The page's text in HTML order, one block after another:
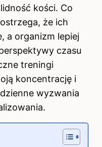
kości. Co
że ich
a organizm lepiej
czasu
treningi
koncentrację i
wyzwania